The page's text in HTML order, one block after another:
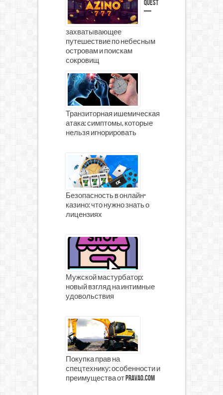
Quest
—
захватывающее
путешествие по небесным
островам и поискам
сокровищ
Транзиторная ишемическая
атака: симптомы, которые
нельзя игнорировать
Безопасность в онлайн-
казино: что нужно знать о
лицензиях
Мужской мастурбатор:
новый взгляд на интимные
удовольствия
Покупка прав на
спецтехнику: особенности и
преимущества от prava0.com